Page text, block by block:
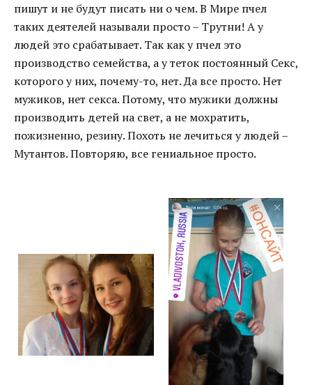
пишут и не будут писать ни о чем. В Мире пчел
таких деятелей называли просто – Трутни! А у
людей это срабатывает. Так как у пчел это
производство семейства, а у теток постоянный Секс,
которого у них, почему-то, нет. Да все просто. Нет
мужиков, нет секса. Потому, что мужики должны
производить детей на свет, а не мохратить,
пожизненно, резину. Похоть не лечиться у людей –
Мутантов. Повторяю, все гениальное просто.